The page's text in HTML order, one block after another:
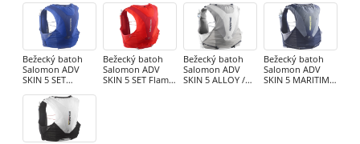
Ebony
Castel
CASTELROCK/ALL
OY/NEON FLA
Bežecký batoh
Salomon ADV
SKIN 5 SET
BLUE/Limoges
Bežecký batoh
Salomon ADV
SKIN 5 SET Flame
Bežecký batoh
Salomon ADV
SKIN 5 ALLOY /
Bežecký batoh
Salomon ADV
SKIN 5 MARITIME